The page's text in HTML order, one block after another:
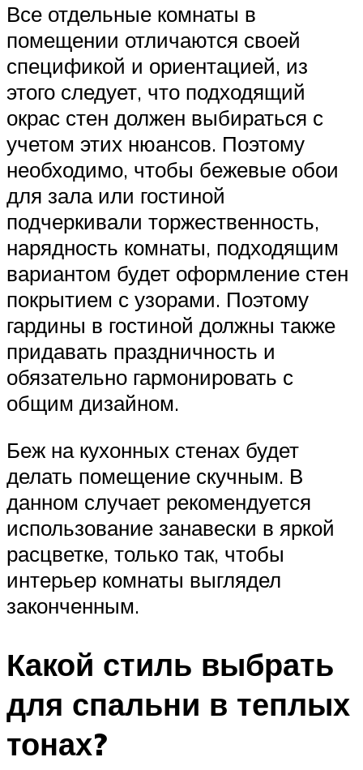
Все отдельные комнаты в
помещении отличаются своей
спецификой и ориентацией, из
этого следует, что подходящий
окрас стен должен выбираться с
учетом этих нюансов. Поэтому
необходимо, чтобы бежевые обои
для зала или гостиной
подчеркивали торжественность,
нарядность комнаты, подходящим
вариантом будет оформление стен
покрытием с узорами. Поэтому
гардины в гостиной должны также
придавать праздничность и
обязательно гармонировать с
общим дизайном.
Беж на кухонных стенах будет
делать помещение скучным. В
данном случает рекомендуется
использование занавески в яркой
расцветке, только так, чтобы
интерьер комнаты выглядел
законченным.
Какой стиль выбрать
для спальни в теплых
тонах?